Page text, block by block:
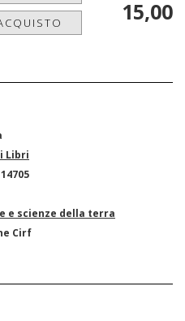
15,00
Libri
e scienze della terra
Cirf